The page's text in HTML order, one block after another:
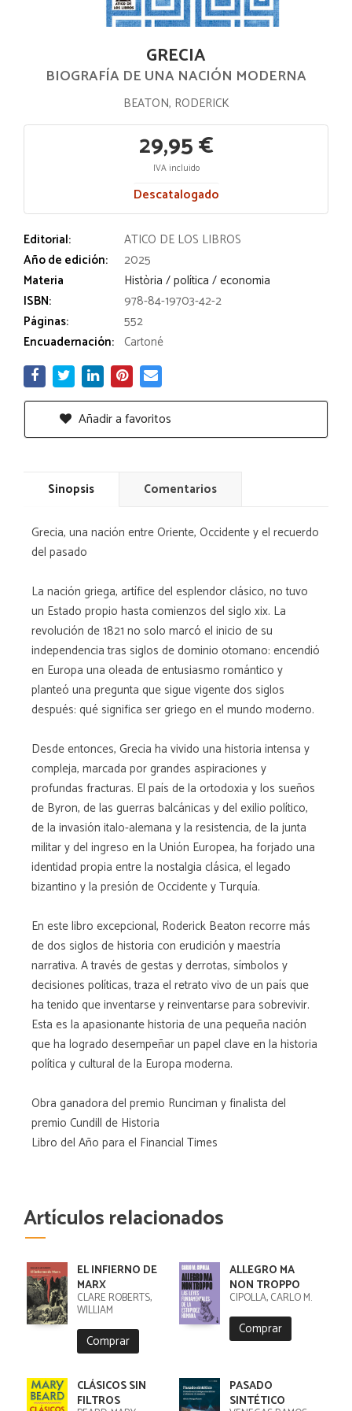
GRECIA
BIOGRAFÍA DE UNA NACIÓN MODERNA
BEATON, RODERICK
29,95 €
IVA incluido
Descatalogado
Editorial:
ATICO DE LOS LIBROS
Año de edición:
2025
Materia
Història / política / economia
ISBN:
978-84-19703-42-2
Páginas:
552
Encuadernación: Cartoné
Añadir a favoritos
Sinopsis Comentarios
Grecia, una nación entre Oriente, Occidente y el recuerdo
del pasado
La nación griega, artífice del esplendor clásico, no tuvo
un Estado propio hasta comienzos del siglo xix. La
revolución de 1821 no solo marcó el inicio de su
independencia tras siglos de dominio otomano: encendió
en Europa una oleada de entusiasmo romántico y
planteó una pregunta que sigue vigente dos siglos
después: qué significa ser griego en el mundo moderno.
Desde entonces, Grecia ha vivido una historia intensa y
compleja, marcada por grandes aspiraciones y
profundas fracturas. El país de la ortodoxia y los sueños
de Byron, de las guerras balcánicas y del exilio político,
de la invasión italo-alemana y la resistencia, de la junta
militar y del ingreso en la Unión Europea, ha forjado una
identidad propia entre la nostalgia clásica, el legado
bizantino y la presión de Occidente y Turquía.
En este libro excepcional, Roderick Beaton recorre más
de dos siglos de historia con erudición y maestría
narrativa. A través de gestas y derrotas, símbolos y
decisiones políticas, traza el retrato vivo de un país que
ha tenido que inventarse y reinventarse para sobrevivir.
Esta es la apasionante historia de una pequeña nación
que ha logrado desempeñar un papel clave en la historia
política y cultural de la Europa moderna.
Obra ganadora del premio Runciman y finalista del
premio Cundill de Historia
Libro del Año para el Financial Times
Artículos relacionados
EL INFIERNO DE
MARX
CLARE ROBERTS,
WILLIAM
Comprar
ALLEGRO MA
NON TROPPO
CIPOLLA, CARLO M.
Comprar
CLÁSICOS SIN
FILTROS
PASADO
SINTÉTICO